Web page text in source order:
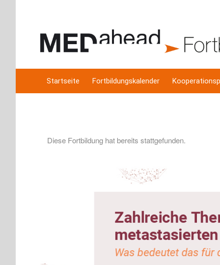
Startseite Fortbildungskalender
Diese Fortbildung hat bereits stattgefunden.